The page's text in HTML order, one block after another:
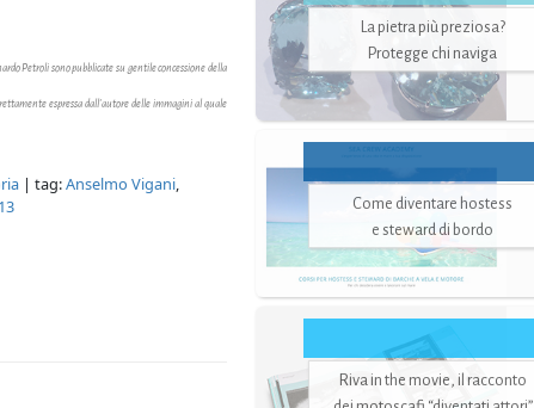
Petrolisono pubblicate su gentile concessione della
espressa dall'autore delle immagini al quale
| tag:Anselmo Vigani,
13
La pietra più preziosa?
Protegge chi naviga
Come diventare hostess
e steward di bordo
Riva in the movie, il racconto